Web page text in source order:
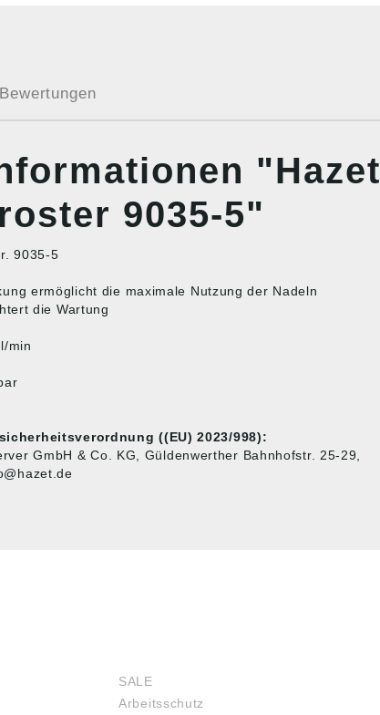
Bewertungen
"Hazet
9035-5"
9035-5
ermöglicht die maximale Nutzung der Nadeln
die Wartung
min
((EU) 2023/998):
GmbH & Co. KG, Güldenwerther Bahnhofstr. 25-29,
SALE
Arbeitsschutz